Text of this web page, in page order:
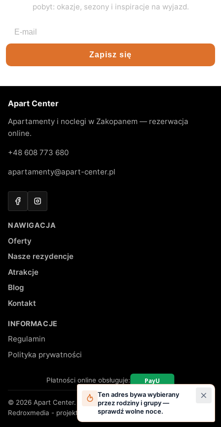
Ten adres bywa wybierany
przez rodziny i grupy —
sprawdź wolne noce.
pobyt: okazje, sezony i inspiracje na wyjazd.
Adres e-mail
Zapisz się
Apart Center
Apartamenty i noclegi w Zakopanem — rezerwacja
online.
+48 608 773 680
apartamenty@apart-center.pl
FacebookInstagram
NAWIGACJA
Oferty
Nasze rezydencje
Atrakcje
Blog
Kontakt
INFORMACJE
Regulamin
Polityka prywatności
Płatności online obsługuje:
© 2026 Apart Center. Wszelkie prawa zastrzeżone.
Redroxmedia - projekt i wykonanie